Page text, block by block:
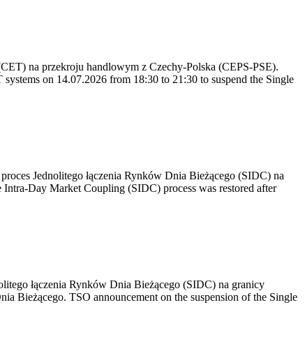
na przekroju handlowym z Czechy-Polska (CEPS-PSE).
on 14.07.2026 from 18:30 to 21:30 to suspend the Single
Jednolitego łączenia Rynków Dnia Bieżącego (SIDC) na
Day Market Coupling (SIDC) process was restored after
łączenia Rynków Dnia Bieżącego (SIDC) na granicy
Bieżącego. TSO announcement on the suspension of the Single